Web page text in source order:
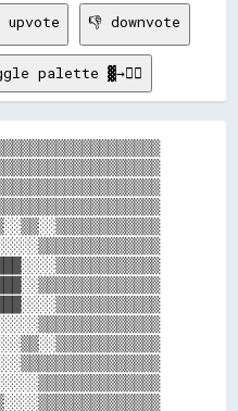
upvote 👎 downvote
palette ▓→✊🏽